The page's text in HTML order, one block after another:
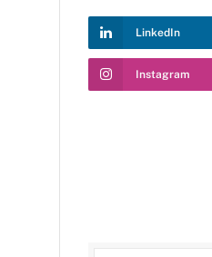
LinkedIn
Instagram